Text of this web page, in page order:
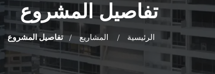
تفاصيل المشروع
الرئيسية المشاريع تفاصيل المشروع